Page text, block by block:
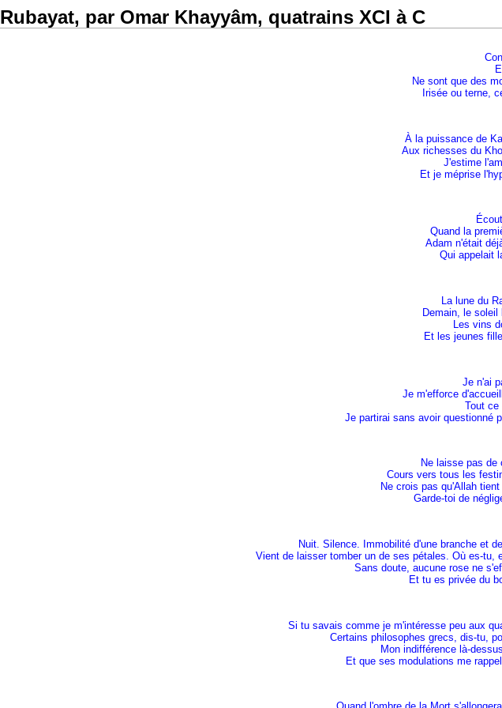
Rubayat, par Omar Khayyâm, quatrains XCI à C
Ne sont que des
Irisée ou terne,
À la puissance de
Aux richesses du
J'estime
Et je méprise
Quand la
Adam n'était
Qui appelait
La lune du
Demain, le
Les vins
Et les jeunes
Je n'ai
Je m'efforce
Tout ce
Je partirai sans avoir questionné
Ne laisse pas
Cours vers tous les
Ne crois pas qu'Allah
Garde-toi de
Nuit. Silence. Immobilité d'une branche et
Vient de laisser tomber un de ses pétales. Où es-tu,
Sans doute, aucune rose ne
Et tu es privée du
Si tu savais comme je m'intéresse peu aux
Certains philosophes grecs, dis-tu,
Mon indifférence là-
Et que ses modulations me